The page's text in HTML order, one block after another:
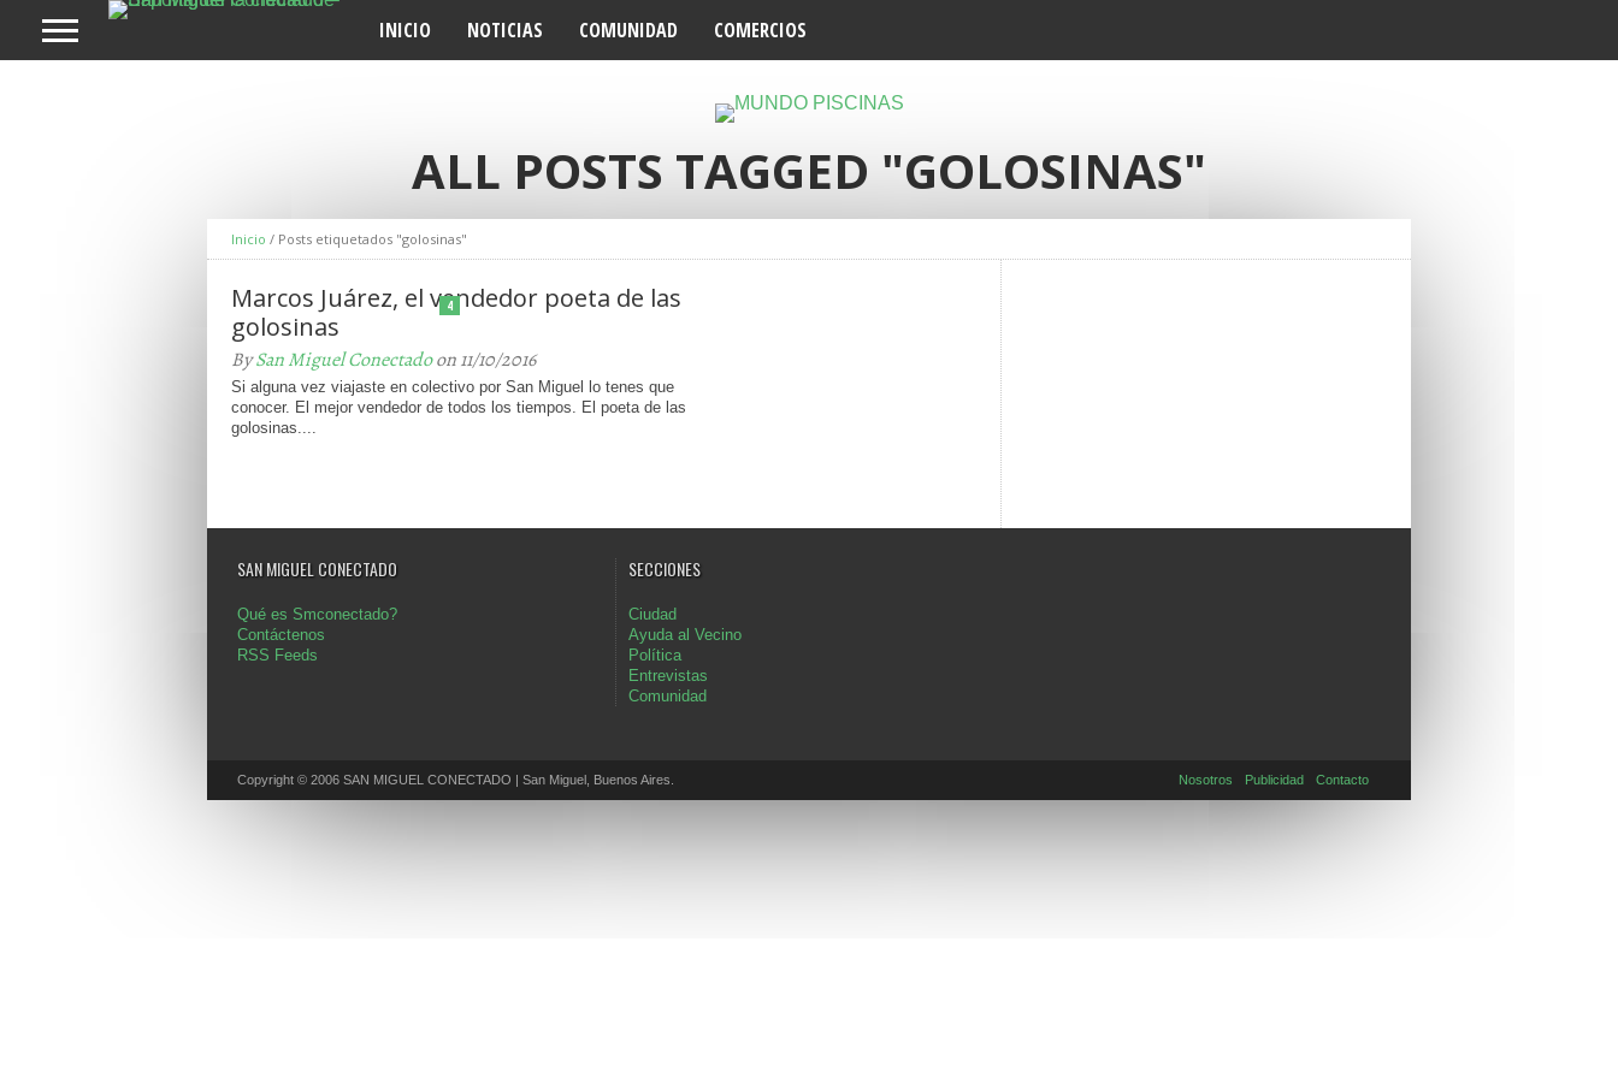
INICIO NOTICIAS COMUNIDAD COMERCIOS
ALL POSTS TAGGED "GOLOSINAS"
Inicio / Posts etiquetados "golosinas"
4
Marcos Juárez, el vendedor poeta de las
golosinas
BySan Miguel Conectadoon 11/10/2016
Si alguna vez viajaste en colectivo por San Miguel lo tenes que
conocer. El mejor vendedor de todos los tiempos. El poeta de las
golosinas....
SAN MIGUEL CONECTADO
Qué es Smconectado?
Contáctenos
RSS Feeds
SECCIONES
Ciudad
Ayuda al Vecino
Política
Entrevistas
Comunidad
Copyright © 2006 SAN MIGUEL CONECTADO | San Miguel, Buenos Aires. Nosotros Publicidad Contacto